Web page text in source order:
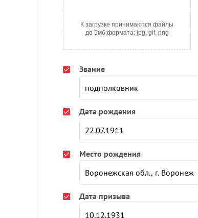
К загрузке принимаются файлы
до 5мб формата: jpg, gif, png
Звание
Дата рождения
Место рождения
Дата призыва